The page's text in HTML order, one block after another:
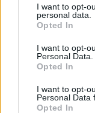
not limited to your
grant or deny
use your data for
consent section.
I want to opt-
personal data.
Opted In
I want to opt-
Personal Data.
Opted In
I want to opt-
Personal Data
Opted In
minutos y tienen un
Comunio.